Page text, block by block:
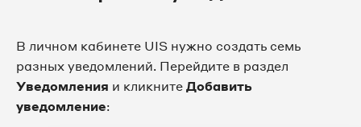
В личном кабинете UIS нужно создать семь
разных уведомлений. Перейдите в раздел
Уведомления и кликните Добавить
уведомление: